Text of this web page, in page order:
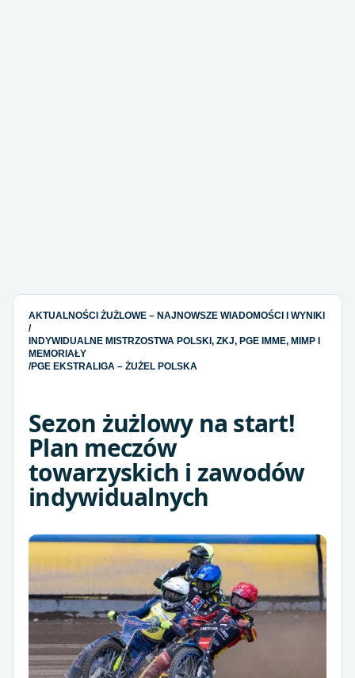
AKTUALNOŚCI ŻUŻLOWE – NAJNOWSZE WIADOMOŚCI I WYNIKI
/
INDYWIDUALNE MISTRZOSTWA POLSKI, ZKJ, PGE IMME, MIMP I
MEMORIAŁY
/PGE EKSTRALIGA – ŻUŻEL POLSKA
Sezon żużlowy na start!
Plan meczów
towarzyskich i zawodów
indywidualnych